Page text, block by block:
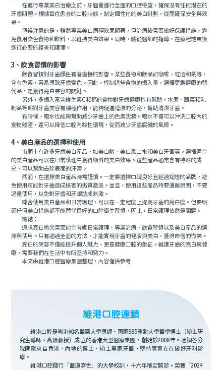
在進行專業美白治療之前，牙醫會進行全面的口腔檢查，確保沒有任何潛在的
牙齒問題。根據每位患者的口腔狀態，制定個性化的美白計劃，從而確保安全與效
果。
值得注意的是，雖然專業美白療程效果顯著，但治療後需要做好保護措施，避
免食用染色食物和飲料，以維持美白效果。同時，聽從醫師的指導，在療程結束後
進行必要的複查和護理。
3、飲食習慣的影響
飲食習慣對牙齒顔色有著直接的影響。某些食物和飲品如咖啡、紅酒和茶等，
含有色素，容易導致牙齒變色。因此，控制這些食物的攝入量，選擇更爲健康的替
代品，是獲得亮白笑容的關鍵。
另外，多攝入富含維生素C和鈣的食物對牙齒健康也有幫助。水果、蔬菜和乳
制品等都對牙齒美容有積極作用，能夠促進唾液的分泌，幫助清潔牙齒。
有時候，喝水也能夠幫助減少牙齒上的色素沈積。喝水不僅可以沖洗口腔內的
食物殘渣，還可以降低口腔內酸性環境，從而減少牙齒腐蝕的風險。
4、美白産品的選擇和使用
市面上有許多牙齒美白産品，如美白貼、美白漱口水和美白牙膏等。選擇適合
的美白産品可以在日常護理中獲得額外的美白效果。這些産品通常含有特殊的成
分，可以幫助去除表面的汙漬。
然而，在選擇美白産品時需謹慎。一定要選擇口碑良好且經過認證的品牌，避
免使用可能對牙齒造成損害的劣質産品。並且，使用這些産品時要遵循說明，不要
過量使用，以免對牙齒和牙龈造成刺激。
綜合使用美白産品和日常護理，可以在一定程度上提高牙齒的亮白度。但要明
確任何美白措施都不能替代良好的口腔衛生習慣，因此，日常護理依然是關鍵。
總結：
追求亮白微笑需要綜合考慮日常護理、專業治療、飲食習慣以及美白産品的選
擇與使用。只有通過全面的方法，才能實現牙齒的健康與美白，獲得自信的微笑。
亮白的笑容不僅能提升個人魅力，更是健康口腔的象征。維護牙齒的亮白與健
康，需要我們在生活中有所堅持和努力。
本文由維港口腔醫療集團整理，內容僅供參考
維港口腔連鎖
維港口腔是粵港知名醫藥大學導師、國家985重點大學醫學博士（碩士研
究生導師、高級教授）成立的香港大型醫療集團，創始於2008年。連鎖各分
院匯聚來自香港、內地的博士、碩士專家牙醫，堅持實實在在做好牙科診
療。
維港口腔踐行「醫道濟世」的大學校訓，十六年穩定開診。榮獲「2024